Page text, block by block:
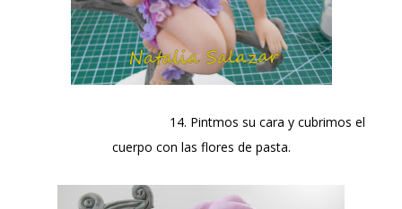
14. Pintmos su cara y cubrimos el
cuerpo con las flores de pasta.